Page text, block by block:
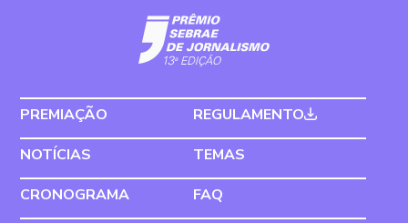
PREMIAÇÃO
REGULAMENTO
NOTÍCIAS
TEMAS
CRONOGRAMA
FAQ